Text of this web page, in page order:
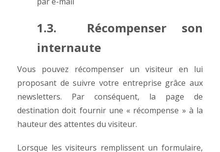
1.3. Récompenser son
internaute
Vous pouvez récompenser un visiteur en lui
proposant de suivre votre entreprise grâce aux
newsletters. Par conséquent, la page de
destination doit fournir une « récompense » à la
hauteur des attentes du visiteur.
Lorsque les visiteurs remplissent un formulaire,